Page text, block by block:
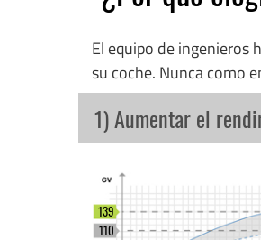
El equipo de ingenieros
su coche. Nunca como
1) Aumentar el
110
139